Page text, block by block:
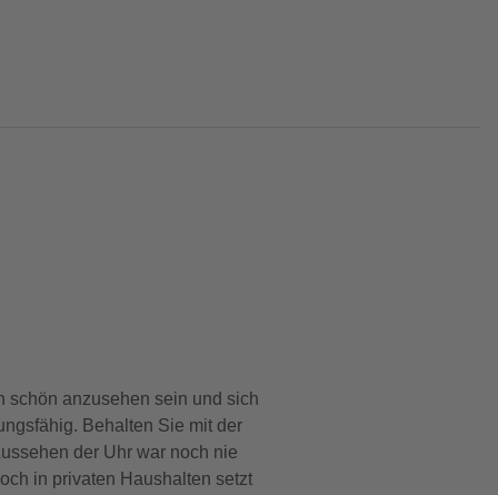
schön anzusehen sein und sich
Behalten Sie mit der
der Uhr war noch nie
in privaten Haushalten setzt